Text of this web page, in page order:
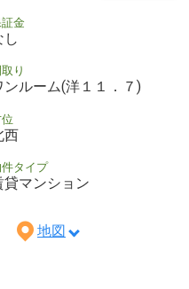
金
し
り
ンルーム(洋１１．７)
西
タイプ
貸マンション
地図